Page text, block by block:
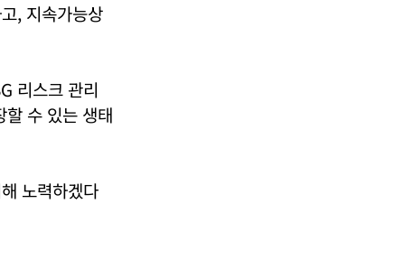
, 지속가능상
리스크 관리
할 수 있는 생태
노력하겠다